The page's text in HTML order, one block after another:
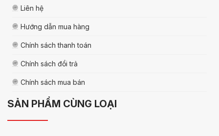
Liên hệ
Hướng dẫn mua hàng
Chính sách thanh toán
Chính sách đổi trả
Chính sách mua bán
SẢN PHẨM CÙNG LOẠI